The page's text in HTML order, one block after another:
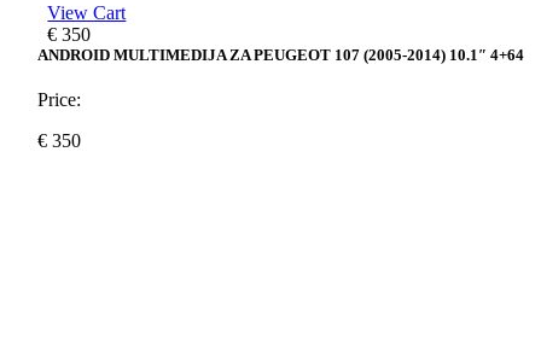
View Cart
€ 350
ANDROID MULTIMEDIJA ZA PEUGEOT 107 (2005-2014) 10.1″ 4+64
Price:
€ 350